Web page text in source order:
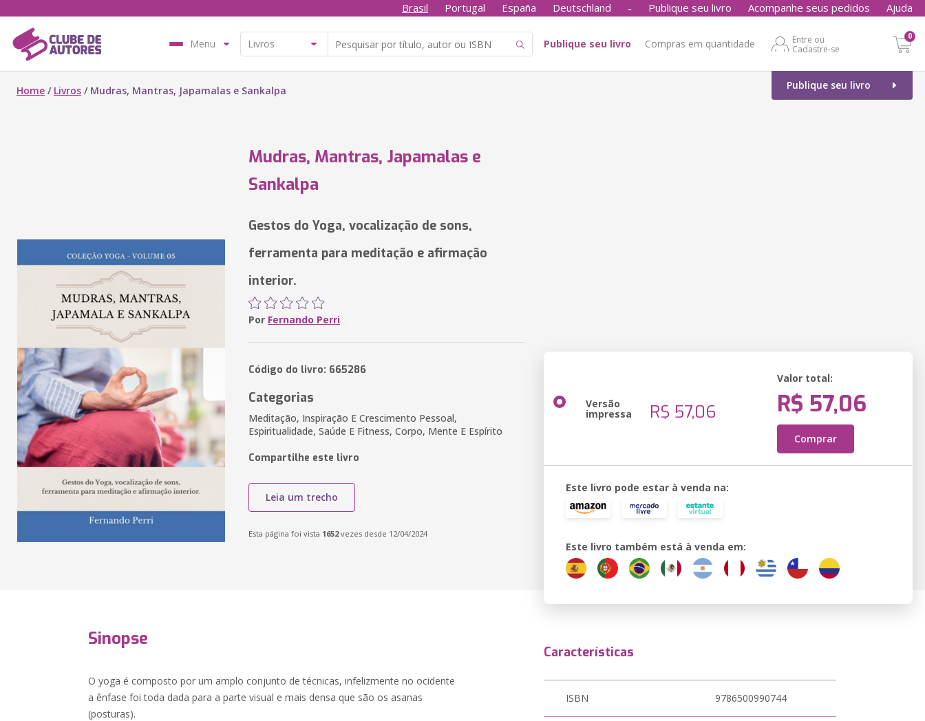
Brasil Portugal España Deutschland - Publique seu livro Acompanhe seus pedidos Ajuda
Menu Publique seu livro Compras em quantidade
Entre ou
Cadastre-se
0
Publique seu livro
Home / Livros / Mudras, Mantras, Japamalas e Sankalpa
Mudras, Mantras, Japamalas e
Sankalpa
Gestos do Yoga, vocalização de sons,
ferramenta para meditação e afirmação
interior.
Por Fernando Perri
Código do livro: 665286
Categorias
Meditação, Inspiração E Crescimento Pessoal,
Espiritualidade, Saúde E Fitness, Corpo, Mente E Espírito
Compartilhe este livro
Leia um trecho
Esta página foi vista 1652vezes desde 12/04/2024
Versão
impressa R$ 57,06
Valor total:
R$ 57,06
Comprar
Este livro pode estar à venda na:
Este livro também está à venda em:
Sinopse
O yoga é composto por um amplo conjunto de técnicas, infelizmente no ocidente
a ênfase foi toda dada para a parte visual e mais densa que são os asanas
(posturas).
Características
ISBN 9786500990744